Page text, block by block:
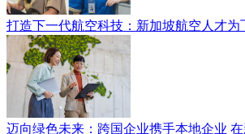
打造下一代航空科技：新加坡航空人才为
迈向绿色未来：跨国企业携手本地企业